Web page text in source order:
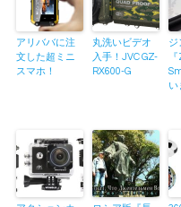
アリババに注
文した超ミニ
スマホ！
丸洗いビデオ
入手！JVC GZ-
RX600-G
ジ
い